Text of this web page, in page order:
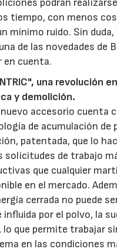
podrán
tiempo, con menos
mínimo ruido. Sin duda,
de las novedades de
en cuenta.
una revolución
y demolición.
accesorio cuenta
de acumulación de
patentada, que lo
solicitudes de trabajo
que cualquier
en el mercado.
cerrada no puede
influida por el polvo, la
lo que permite trabajar
en las condiciones